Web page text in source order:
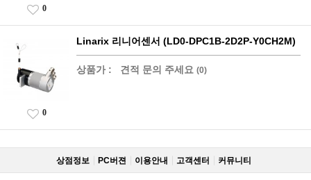
0
Linarix 리니어센서 (LD0-DPC1B-2D2P-Y0CH2M)
상품가 : 견적 문의 주세요 (0)
0
상점정보 PC버젼 이용안내 고객센터 커뮤니티